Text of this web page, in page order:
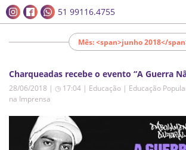
51 99116.4755
Mês: <span>junho 2018</
Charqueadas recebe o evento “A Guerra
28/06/2018 | ◷ 17:04 | Educação | Educação
na Imprensa